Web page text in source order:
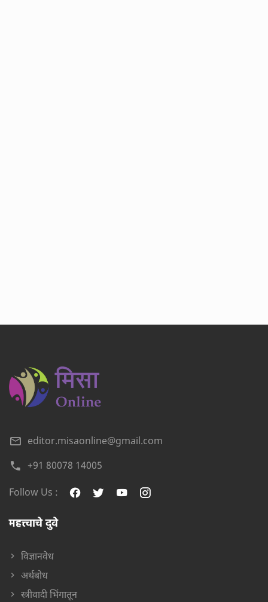
editor.misaonline@gmail.com
+91 80078 14005
Follow Us :
महत्त्वाचे दुवे
विज्ञानवेध
अर्थबोध
स्त्रीवादी भिंगातून